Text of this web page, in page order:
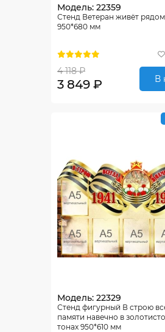
Модель: 22359
Стенд Ветеран живёт
950*680 мм
4 118 ₽
3 849 ₽ В
Модель: 22329
Стенд фигурный В строю
памяти навечно в
тонах 950*610 мм